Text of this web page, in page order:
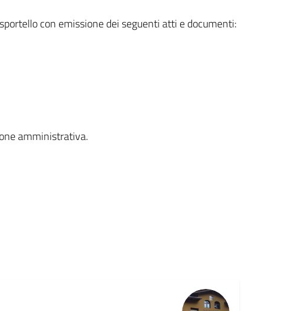
con emissione dei seguenti atti e documenti:
amministrativa.